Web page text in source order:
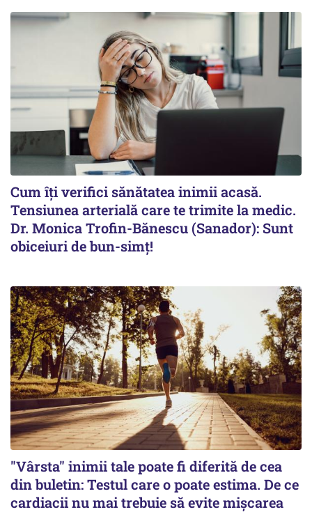
Cum îți verifici sănătatea inimii acasă.
Tensiunea arterială care te trimite la medic.
Dr. Monica Trofin-Bănescu (Sanador): Sunt
obiceiuri de bun-simț!
"Vârsta" inimii tale poate fi diferită de cea
din buletin: Testul care o poate estima. De ce
cardiacii nu mai trebuie să evite mișcarea